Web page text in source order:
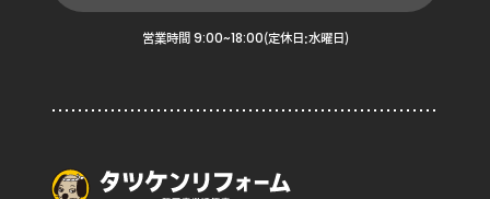
営業時間 9:00~18:00(定休日:水曜日)